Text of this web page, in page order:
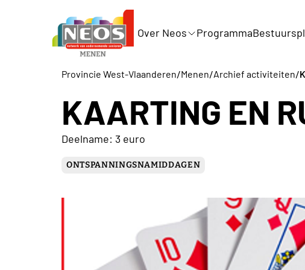
Over Neos Programma
Provincie West-Vlaanderen/Menen/Archief activiteiten/
KAARTING EN
Deelname: 3 euro
ONTSPANNINGSNAMIDDAGEN